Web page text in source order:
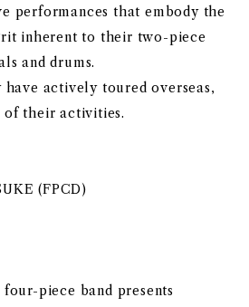
performances that embody the
inherent to their two-piece
and drums.
actively toured overseas,
of their activities.
(FPCD)
piece band presents